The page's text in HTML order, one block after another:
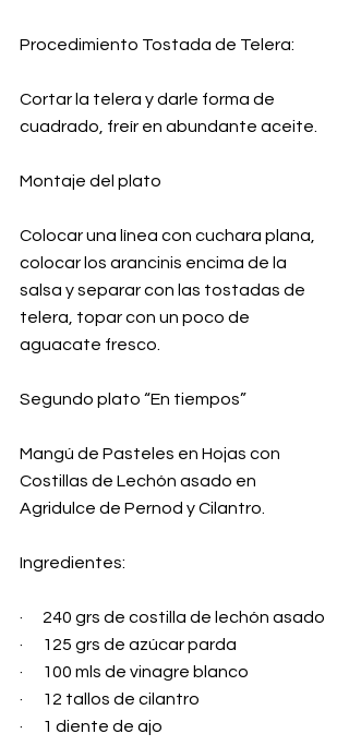
Procedimiento Tostada de Telera:
Cortar la telera y darle forma de
cuadrado, freír en abundante aceite.
Montaje del plato
Colocar una línea con cuchara plana,
colocar los arancinis encima de la
salsa y separar con las tostadas de
telera, topar con un poco de
aguacate fresco.
Segundo plato “En tiempos”
Mangú de Pasteles en Hojas con
Costillas de Lechón asado en
Agridulce de Pernod y Cilantro.
Ingredientes:
·      240 grs de costilla de lechón asado
·      125 grs de azúcar parda
·      100 mls de vinagre blanco
·      12 tallos de cilantro
·      1 diente de ajo